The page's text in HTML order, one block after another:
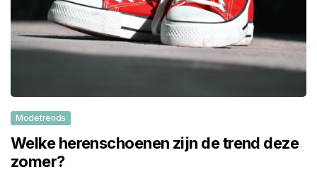
Modetrends
Welke herenschoenen zijn de trend deze
zomer?